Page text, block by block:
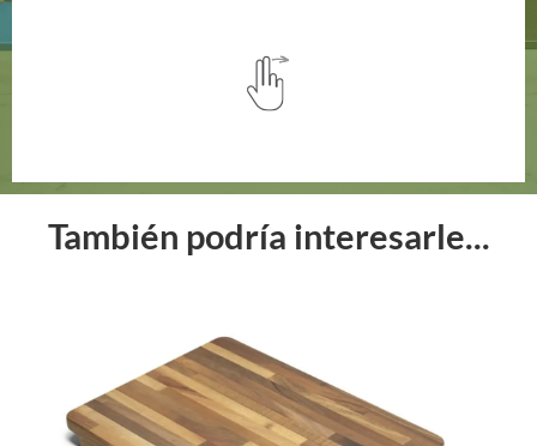
También podría interesarle...